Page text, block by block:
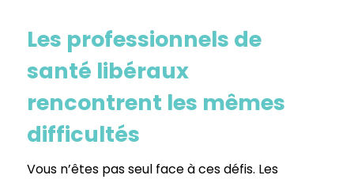
Les professionnels de
santé libéraux
rencontrent les mêmes
difficultés
Vous n’êtes pas seul face à ces défis. Les